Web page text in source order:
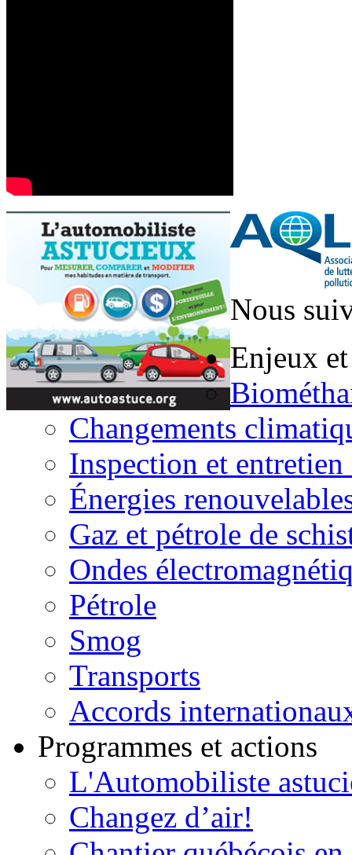
Nous
Enjeux
Changements
Inspection et entretien
Énergies
Gaz et pétrole de
Ondes
Pétrole
Smog
Transports
Accords
Programmes et actions
L'Automobiliste
Changez d’air!